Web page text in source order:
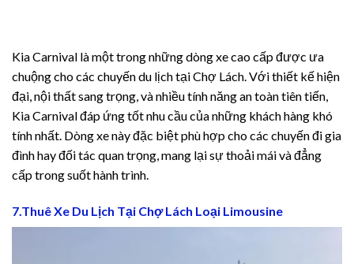
Kia Carnival là một trong những dòng xe cao cấp được ưa
chuộng cho các chuyến du lịch tại Chợ Lách. Với thiết kế hiện
đại, nội thất sang trọng, và nhiều tính năng an toàn tiên tiến,
Kia Carnival đáp ứng tốt nhu cầu của những khách hàng khó
tính nhất. Dòng xe này đặc biệt phù hợp cho các chuyến đi gia
đình hay đối tác quan trọng, mang lại sự thoải mái và đẳng
cấp trong suốt hành trình.
7.Thuê Xe Du Lịch Tại Chợ Lách Loại Limousine